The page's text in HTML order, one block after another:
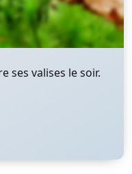
ses valises le soir.